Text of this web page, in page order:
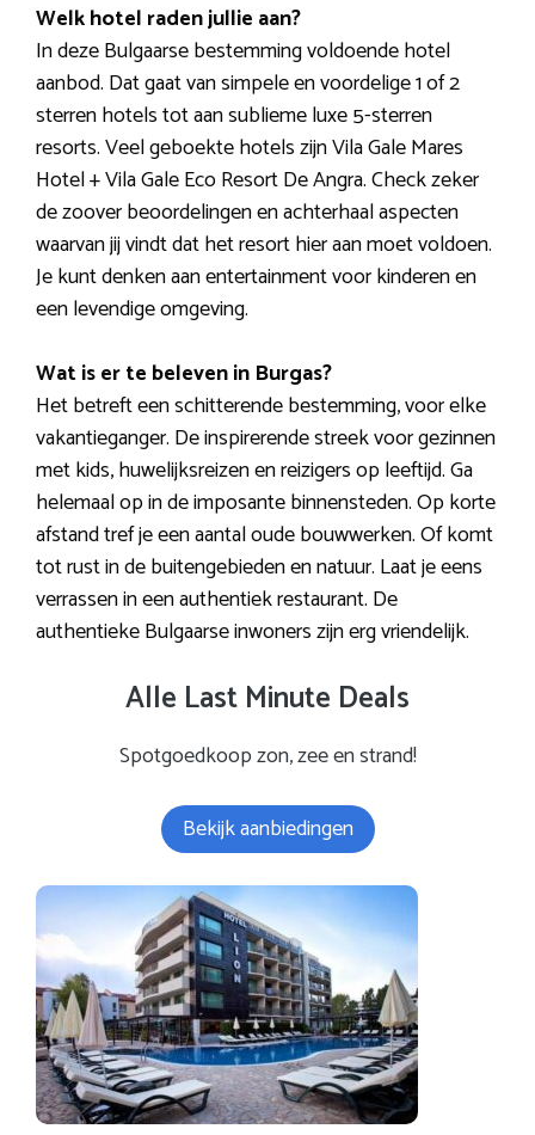
Welk hotel raden jullie aan?
In deze Bulgaarse bestemming voldoende hotel
aanbod. Dat gaat van simpele en voordelige 1 of 2
sterren hotels tot aan sublieme luxe 5-sterren
resorts. Veel geboekte hotels zijn Vila Gale Mares
Hotel + Vila Gale Eco Resort De Angra. Check zeker
de zoover beoordelingen en achterhaal aspecten
waarvan jij vindt dat het resort hier aan moet voldoen.
Je kunt denken aan entertainment voor kinderen en
een levendige omgeving.
Wat is er te beleven in Burgas?
Het betreft een schitterende bestemming, voor elke
vakantieganger. De inspirerende streek voor gezinnen
met kids, huwelijksreizen en reizigers op leeftijd. Ga
helemaal op in de imposante binnensteden. Op korte
afstand tref je een aantal oude bouwwerken. Of komt
tot rust in de buitengebieden en natuur. Laat je eens
verrassen in een authentiek restaurant. De
authentieke Bulgaarse inwoners zijn erg vriendelijk.
Alle Last Minute Deals
Spotgoedkoop zon, zee en strand!
Bekijk aanbiedingen